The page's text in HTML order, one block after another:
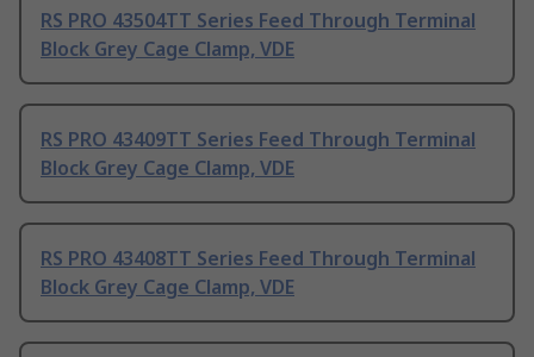
RS PRO 43504TT Series Feed Through Terminal
Block Grey Cage Clamp, VDE
RS PRO 43409TT Series Feed Through Terminal
Block Grey Cage Clamp, VDE
RS PRO 43408TT Series Feed Through Terminal
Block Grey Cage Clamp, VDE